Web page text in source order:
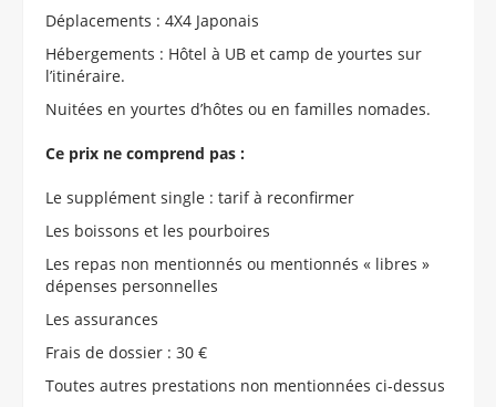
Déplacements : 4X4 Japonais
Hébergements : Hôtel à UB et camp de yourtes sur
l’itinéraire.
Nuitées en yourtes d’hôtes ou en familles nomades.
Ce prix ne comprend pas :
Le supplément single : tarif à reconfirmer
Les boissons et les pourboires
Les repas non mentionnés ou mentionnés « libres »
dépenses personnelles
Les assurances
Frais de dossier : 30 €
Toutes autres prestations non mentionnées ci-dessus